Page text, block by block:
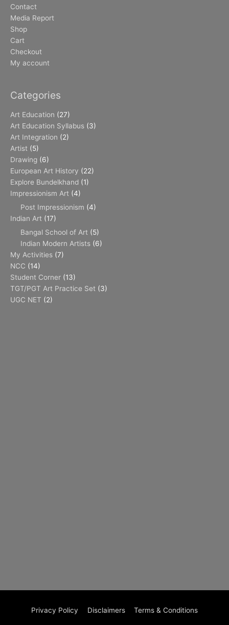
Contact
Media Report
Shop
Cart
Checkout
My account
Categories
Art Education (27)
Art Education Syllabus (3)
Art Integration (2)
Artist (5)
Drawing (6)
European Art History (22)
Explore Bundelkhand (1)
Impressionism Art (4)
Post Impressionism (4)
Indian Art (17)
Bangal School of Art (5)
Indian Modern Artists (6)
My Activities (7)
NCC (14)
Student Corner (13)
TGT/PGT Art Practice Set (3)
UGC NET (2)
Privacy Policy Disclaimers Terms & Conditions